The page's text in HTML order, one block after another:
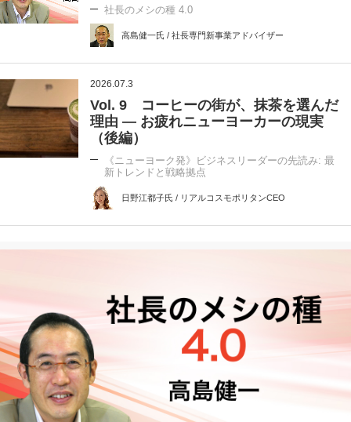
社長のメシの種 4.0
高島健一氏 / 社長専門新事業アドバイザー
2026.07.3
Vol. 9 コーヒーの街が、抹茶を選んだ
理由 ― お疲れニューヨーカーの現実
（後編）
《ニューヨーク発》ビジネスリーダーの先読み: 最
新トレンドと戦略拠点
日野江都子氏 / リアルコスモポリタンCEO